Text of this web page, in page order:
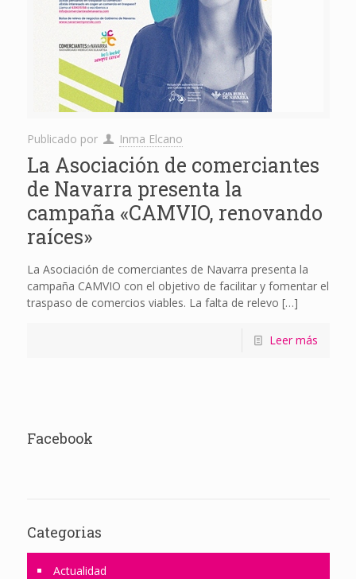
Publicado por Inma Elcano
La Asociación de comerciantes
de Navarra presenta la
campaña «CAMVIO, renovando
raíces»
La Asociación de comerciantes de Navarra presenta la
campaña CAMVIO con el objetivo de facilitar y fomentar el
traspaso de comercios viables. La falta de relevo […]
Leer más
Facebook
Categorias
Actualidad